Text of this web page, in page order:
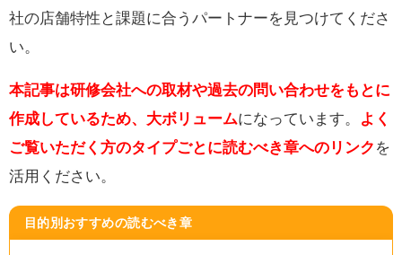
社の店舗特性と課題に合うパートナーを見つけてくださ
い。
本記事は研修会社への取材や過去の問い合わせをもとに
作成しているため、大ボリュームになっています。 よく
ご覧いただく方のタイプごとに読むべき章へのリンク を
活用ください。
目的別おすすめの読むべき章